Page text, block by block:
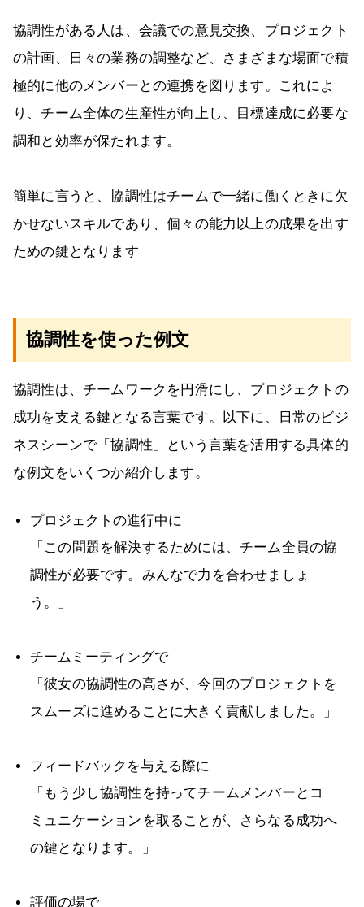
協調性がある人は、会議での意見交換、プロジェクト
の計画、日々の業務の調整など、さまざまな場面で積
極的に他のメンバーとの連携を図ります。これによ
り、チーム全体の生産性が向上し、目標達成に必要な
調和と効率が保たれます。
簡単に言うと、協調性はチームで一緒に働くときに欠
かせないスキルであり、個々の能力以上の成果を出す
ための鍵となります
協調性を使った例文
協調性は、チームワークを円滑にし、プロジェクトの
成功を支える鍵となる言葉です。以下に、日常のビジ
ネスシーンで「協調性」という言葉を活用する具体的
な例文をいくつか紹介します。
プロジェクトの進行中に
「この問題を解決するためには、チーム全員の協
調性が必要です。みんなで力を合わせましょ
う。」
チームミーティングで
「彼女の協調性の高さが、今回のプロジェクトを
スムーズに進めることに大きく貢献しました。」
フィードバックを与える際に
「もう少し協調性を持ってチームメンバーとコ
ミュニケーションを取ることが、さらなる成功へ
の鍵となります。」
評価の場で